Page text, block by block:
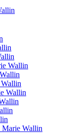
Wallin
Wallin
Marie Wallin